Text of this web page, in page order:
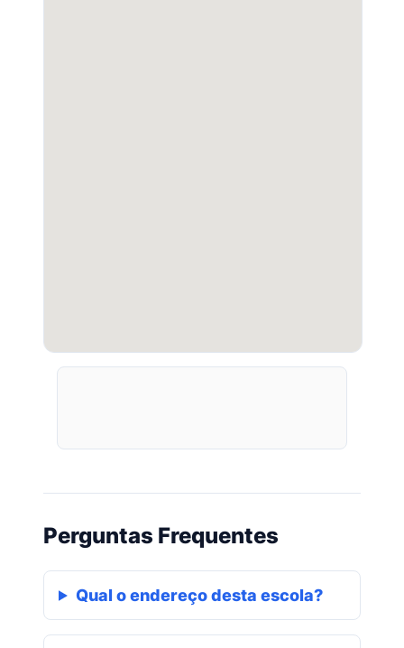
Perguntas Frequentes
Qual o endereço desta escola?